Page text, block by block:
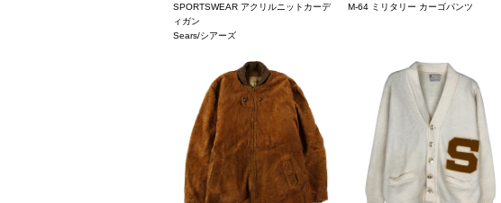
SPORTSWEAR アクリルニットカーデ
ィガン
Sears/シアーズ
M-64 ミリタリー カーゴパンツ